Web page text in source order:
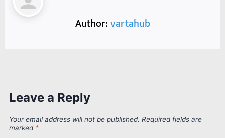
Author:vartahub
Leave a Reply
Your email address will not be published. Required fields are
marked *